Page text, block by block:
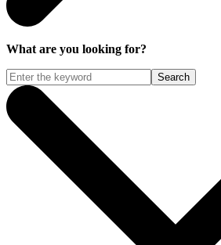
What are you looking for?
Search